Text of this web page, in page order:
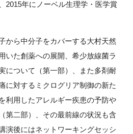
録
2015年にノーベル生理学・医学賞
から中分子をカバーする大村天然
いた創薬への展開、希少放線菌ラ
について（第一部）、また多剤耐
に対するミクログリア制御の新た
利用したアレルギー疾患の予防や
第二部）、その最前線の状況も含
演後にはネットワーキングセッシ